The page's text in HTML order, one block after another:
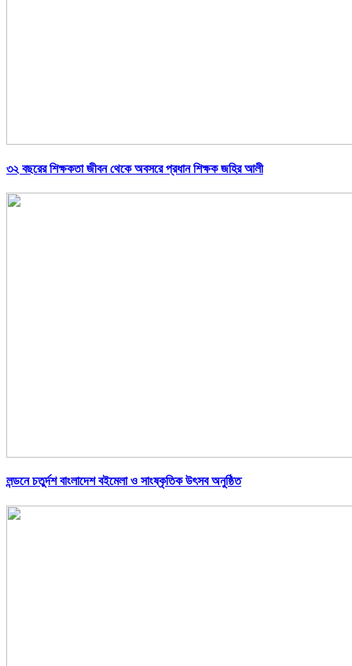
৩২ বছরের শিক্ষকতা জীবন থেকে অবসরে প্রধান শিক্ষক জহির আলী
লন্ডনে চতুর্দশ বাংলাদেশ বইমেলা ও সাংষ্কৃতিক উৎসব অনুষ্ঠিত